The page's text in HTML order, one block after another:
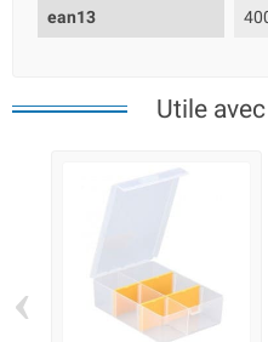
ean13
Utile
‹